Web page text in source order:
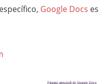
Google Docs es